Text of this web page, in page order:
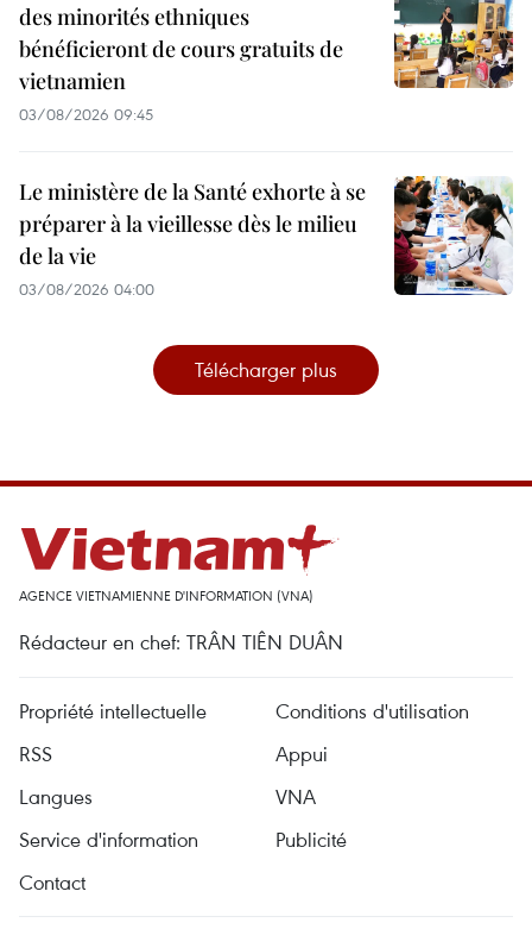
des minorités ethniques
bénéficieront de cours gratuits de
vietnamien
03/08/2026 09:45
Le ministère de la Santé exhorte à se
préparer à la vieillesse dès le milieu
de la vie
03/08/2026 04:00
Télécharger plus
AGENCE VIETNAMIENNE D'INFORMATION (VNA)
Rédacteur en chef: TRÂN TIÊN DUÂN
Propriété intellectuelle
Conditions d'utilisation
RSS
Appui
Langues
VNA
Service d'information
Publicité
Contact